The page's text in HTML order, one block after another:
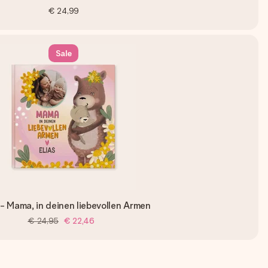
€ 24,99
Sale
Mama, in deinen liebevollen Armen
€ 24,95 € 22,46